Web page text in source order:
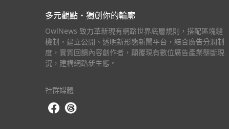
多元觀點・獨創你的輪廓
OwlNews 致力革新現有網路世界底層規則，搭配區塊鏈
機制，建立公開、透明新形態新聞平台，結合廣告分潤制
度，實質回饋內容創作者，顛覆現有數位廣告產業壟斷現
況，建構網路新生態。
社群媒體